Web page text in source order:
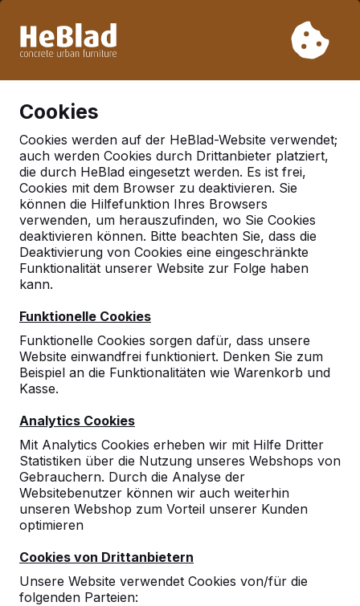
Woche 33 nicht. Bitte berücksichtigen Sie daher längere
Cookies
Cookies werden auf der HeBlad-Website verwendet;
auch werden Cookies durch Drittanbieter platziert,
die durch HeBlad eingesetzt werden. Es ist frei,
Cookies mit dem Browser zu deaktivieren. Sie
können die Hilfefunktion Ihres Browsers
verwenden, um herauszufinden, wo Sie Cookies
deaktivieren können. Bitte beachten Sie, dass die
Deaktivierung von Cookies eine eingeschränkte
Funktionalität unserer Website zur Folge haben
kann.
Funktionelle Cookies
Funktionelle Cookies sorgen dafür, dass unsere
Website einwandfrei funktioniert. Denken Sie zum
Beispiel an die Funktionalitäten wie Warenkorb und
Kasse.
Analytics Cookies
Mit Analytics Cookies erheben wir mit Hilfe Dritter
Statistiken über die Nutzung unseres Webshops von
Gebrauchern. Durch die Analyse der
Websitebenutzer können wir auch weiterhin
unseren Webshop zum Vorteil unserer Kunden
optimieren
Cookies von Drittanbietern
Unsere Website verwendet Cookies von/für die
folgenden Parteien:
Tischtennistische, Bänke und
Spieltische aus Beton.
robustesten Spieltische.
Unsere Tische ansehen -->